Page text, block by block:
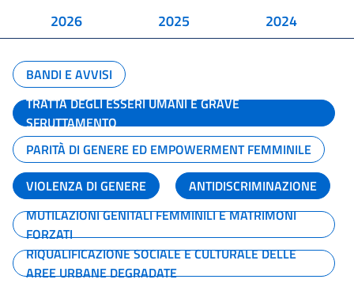
2026 2025 2024
BANDI E AVVISI
TRATTA DEGLI ESSERI UMANI E GRAVE
SFRUTTAMENTO
PARITÀ DI GENERE ED EMPOWERMENT FEMMINILE
VIOLENZA DI GENERE
ANTIDISCRIMINAZIONE
MUTILAZIONI GENITALI FEMMINILI E MATRIMONI
FORZATI
RIQUALIFICAZIONE SOCIALE E CULTURALE DELLE
AREE URBANE DEGRADATE